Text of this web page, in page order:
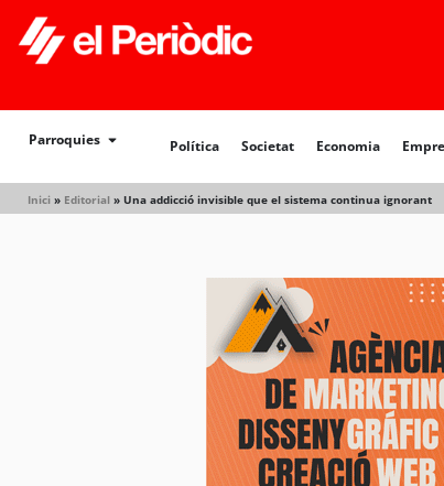
Parroquies Política Societat Economia
Inici » Editorial » Una addicció invisible que el sistema continua ignorant
Política Societat